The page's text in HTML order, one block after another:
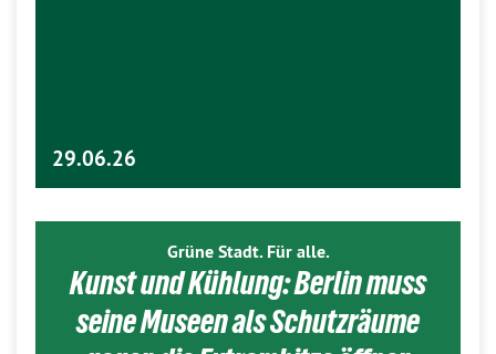
29.06.26
Grüne Stadt. Für alle.
Kunst und Kühlung: Berlin muss
seine Museen als Schutzräume